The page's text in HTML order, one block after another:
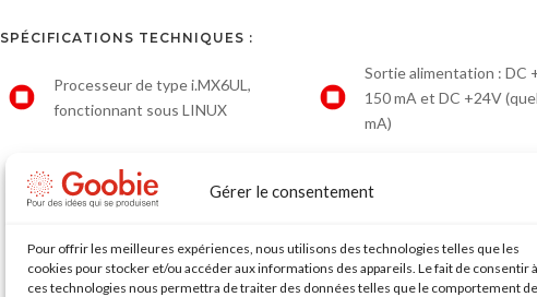
Gérer le consentement
Pour offrir les meilleures expériences, nous utilisons des technologies telles que les
cookies pour stocker et/ou accéder aux informations des appareils. Le fait de consentir à
ces technologies nous permettra de traiter des données telles que le comportement de
SPÉCIFICATIONS TECHNIQUES :
Processeur de type i.MX6UL,
fonctionnant sous LINUX
Sortie alimentation : DC
150 mA et DC +24V
mA)
Liaison GSM vers serveurs
externes pour la récupération de
Liaison radio
Interface filaire CAN Entrée analogique